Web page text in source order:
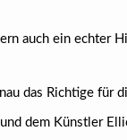
auch ein echter
das Richtige für
dem Künstler